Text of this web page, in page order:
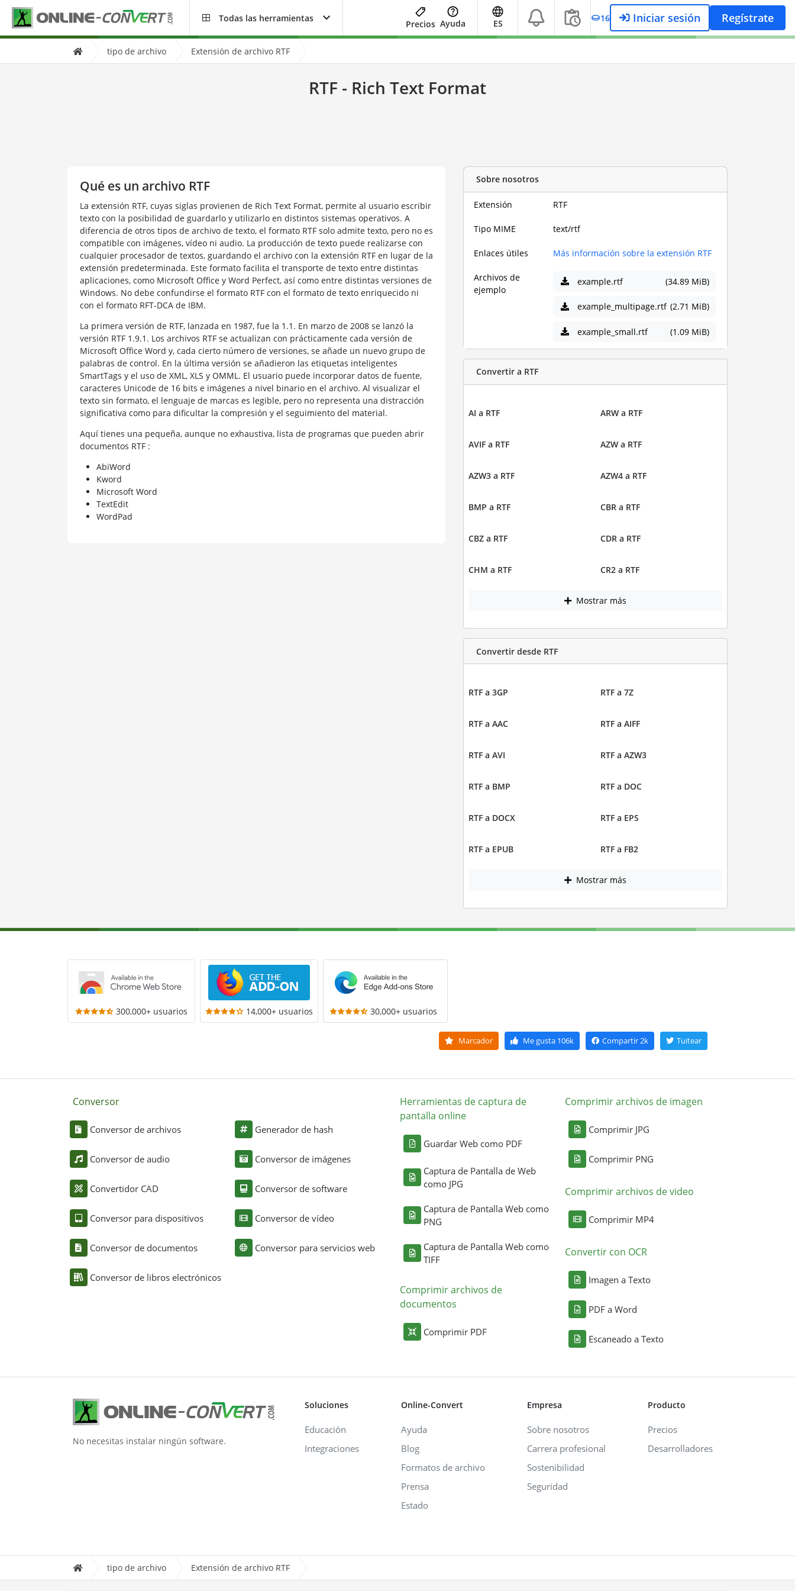
Todas las herramientas
Precios Ayuda ES 16 Iniciar sesión Regístrate
tipo de archivo Extensión de archivo RTF
RTF - Rich Text Format
Qué es un archivo RTF
La extensión RTF, cuyas siglas provienen de Rich Text Format, permite al usuario escribir
texto con la posibilidad de guardarlo y utilizarlo en distintos sistemas operativos. A
diferencia de otros tipos de archivo de texto, el formato RTF solo admite texto, pero no es
compatible con imágenes, vídeo ni audio. La producción de texto puede realizarse con
cualquier procesador de textos, guardando el archivo con la extensión RTF en lugar de la
extensión predeterminada. Este formato facilita el transporte de texto entre distintas
aplicaciones, como Microsoft Office y Word Perfect, así como entre distintas versiones de
Windows. No debe confundirse el formato RTF con el formato de texto enriquecido ni
con el formato RFT-DCA de IBM.
La primera versión de RTF, lanzada en 1987, fue la 1.1. En marzo de 2008 se lanzó la
versión RTF 1.9.1. Los archivos RTF se actualizan con prácticamente cada versión de
Microsoft Office Word y, cada cierto número de versiones, se añade un nuevo grupo de
palabras de control. En la última versión se añadieron las etiquetas inteligentes
SmartTags y el uso de XML, XLS y OMML. El usuario puede incorporar datos de fuente,
caracteres Unicode de 16 bits e imágenes a nivel binario en el archivo. Al visualizar el
texto sin formato, el lenguaje de marcas es legible, pero no representa una distracción
significativa como para dificultar la compresión y el seguimiento del material.
Aquí tienes una pequeña, aunque no exhaustiva, lista de programas que pueden abrir
documentos RTF :
AbiWord
Kword
Microsoft Word
TextEdit
WordPad
Sobre nosotros
Extensión RTF
Tipo MIME text/rtf
Enlaces útiles Más información sobre la extensión RTF
Archivos de
ejemplo
example.rtf (34.89 MiB)
example_multipage.rtf (2.71 MiB)
example_small.rtf (1.09 MiB)
Convertir a RTF
AI a RTF ARW a RTF
AVIF a RTF AZW a RTF
AZW3 a RTF AZW4 a RTF
BMP a RTF CBR a RTF
CBZ a RTF CDR a RTF
CHM a RTF CR2 a RTF
Mostrar más
Convertir desde RTF
RTF a 3GP RTF a 7Z
RTF a AAC RTF a AIFF
RTF a AVI RTF a AZW3
RTF a BMP RTF a DOC
RTF a DOCX RTF a EPS
RTF a EPUB RTF a FB2
Mostrar más
300,000+ usuarios 14,000+ usuarios 30,000+ usuarios
Marcador Me gusta106k Compartir 2k Tuitear
Conversor
Conversor de archivos
Conversor de audio
Convertidor CAD
Conversor para dispositivos
Conversor de documentos
Conversor de libros electrónicos
Generador de hash
Conversor de imágenes
Conversor de software
Conversor de vídeo
Conversor para servicios web
Herramientas de captura de
pantalla online
Guardar Web como PDF
Captura de Pantalla de Web
como JPG
Captura de Pantalla Web como
PNG
Captura de Pantalla Web como
TIFF
Comprimir archivos de
documentos
Comprimir PDF
Comprimir archivos de imagen
Comprimir JPG
Comprimir PNG
Comprimir archivos de video
Comprimir MP4
Convertir con OCR
Imagen a Texto
PDF a Word
Escaneado a Texto
No necesitas instalar ningún software.
Soluciones
Educación
Integraciones
Online-Convert
Ayuda
Blog
Formatos de archivo
Prensa
Estado
Empresa
Sobre nosotros
Carrera profesional
Sostenibilidad
Seguridad
Producto
Precios
Desarrolladores
tipo de archivo Extensión de archivo RTF